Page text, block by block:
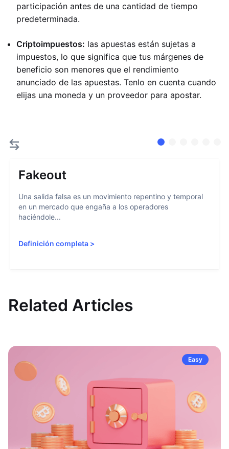
participación antes de una cantidad de tiempo
predeterminada.
Criptoimpuestos: las apuestas están sujetas a
impuestos, lo que significa que tus márgenes de
beneficio son menores que el rendimiento
anunciado de las apuestas. Tenlo en cuenta cuando
elijas una moneda y un proveedor para apostar.
Fakeout
Una salida falsa es un movimiento repentino y temporal
en un mercado que engaña a los operadores
haciéndole...
Definición completa >
Related Articles
Easy